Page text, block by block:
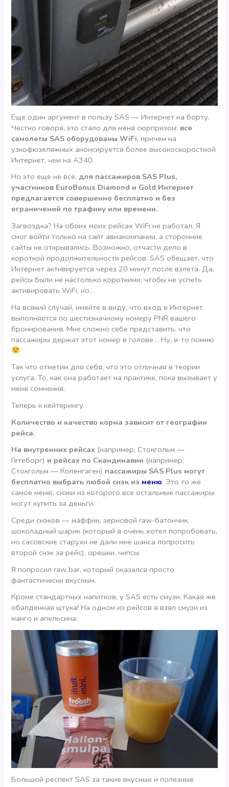
Еще один аргумент в пользу SAS — Интернет на борту.
Честно говоря, это стало для меня сюрпризом: все
самолеты SAS оборудованы WiFi, причем на
узкофюзеляжных анонсируется более высокоскоростной
Интернет, чем на А340.
Но это еще не всё: для пассажиров SAS Plus,
участников EuroBonus Diamond и Gold Интернет
предлагается совершенно бесплатно и без
ограничений по трафику или времени.
Загвоздка? На обоих моих рейсах WiFi не работал. Я
смог войти только на сайт авиакомпании, а сторонние
сайты не открывались. Возможно, отчасти дело в
короткой продолжительности рейсов. SAS обещает, что
Интернет активируется через 20 минут после взлета. Да,
рейсы были не настолько короткими, чтобы не успеть
активировать WiFi, но…
На всякий случай, имейте в виду, что вход в Интернет
выполняется по шестизначному номеру PNR вашего
бронирования. Мне сложно себе представить, что
пассажиры держат этот номер в голове… Ну, я-то помню
Так что отметим для себя, что это отличная в теории
услуга. То, как она работает на практике, пока вызывает у
меня сомнения.
Теперь к кейтерингу.
Количество и качество корма зависит от географии
рейса.
На внутренних рейсах (например, Стокгольм —
Гетеборг) и рейсах по Скандинавии (например,
Стокгольм — Копенгаген) пассажиры SAS Plus могут
бесплатно выбрать любой снэк из меню. Это то же
самое меню, снэки из которого все остальные пассажиры
могут купить за деньги.
Среди снэков — маффин, зерновой raw-батончик,
шоколадный шарик (который я очень хотел попробовать,
но сасовские старухи не дали мне шанса попросить
второй снэк за рейс), орешки, чипсы.
Я попросил raw bar, который оказался просто
фантастически вкусным.
Кроме стандартных напитков, у SAS есть смузи. Какая же
обалденная штука! На одном из рейсов я взял смузи из
манго и апельсина.
Большой респект SAS за такие вкусные и полезные